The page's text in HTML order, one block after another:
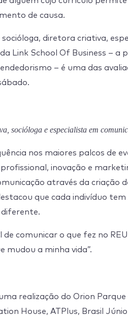
de causa.
diretora criativa,
Link School Of Business – a
– é uma das
socióloga e especialista em
nos maiores palcos de
inovação e
através da criação
que cada indivíduo tem
diferente.
comunicar o que fez no
mudou a minha vida”.
realização do Orion Parque
House, ATPlus, Brasil